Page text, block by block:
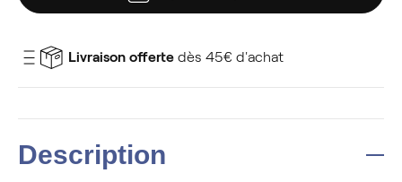
Livraison offerte dès 45€ d'achat
Description